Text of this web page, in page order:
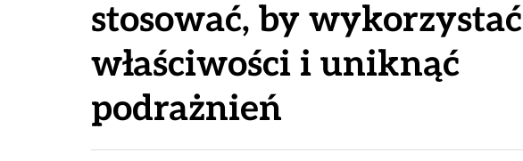
stosować, by wykorzystać
właściwości i uniknąć
podrażnień